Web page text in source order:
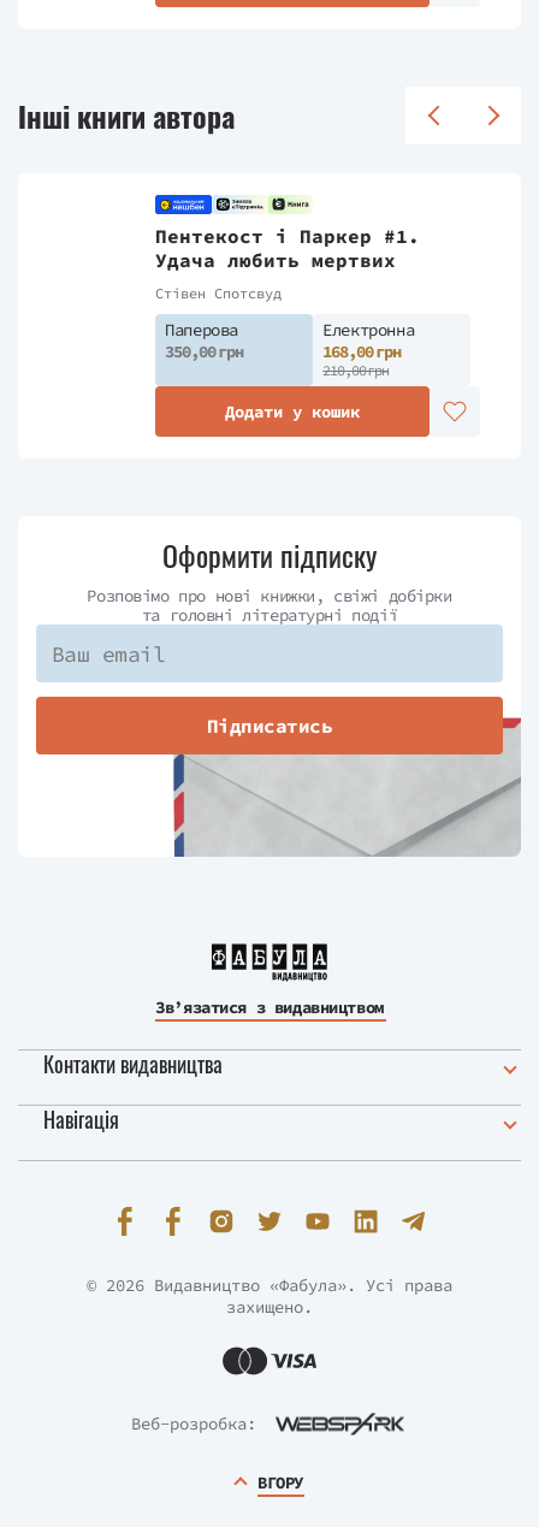
Інші книги автора
Пентекост і Паркер #1.
Удача любить мертвих
Стівен Спотсвуд
Паперова
350,00 грн
Електронна
168,00 грн
210,00 грн
Додати у кошик
Оформити підписку
Розповімо про нові книжки, свіжі добірки
та головні літературні події
Підписатись
Зв’язатися з видавництвом
Контакти видавництва
Навігація
Веб-розробка:
© 2026 Видавництво «Фабула». Усі права
захищено.
ВГОРУ